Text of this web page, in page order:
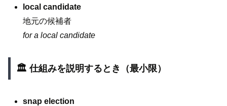
local candidate
地元の候補者
for a local candidate
🏛️ 仕組みを説明するとき（最小限）
snap election